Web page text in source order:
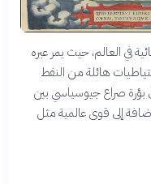
في العالم، حيث يمر عبره
هائلة من النفط
بؤرة صراع جيوسياسي بين
إلى قوى عالمية مثل